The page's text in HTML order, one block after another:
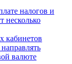
налогов и
несколько
кабинетов
валюте